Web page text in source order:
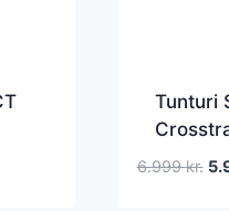
Tunturi
6.999kr.